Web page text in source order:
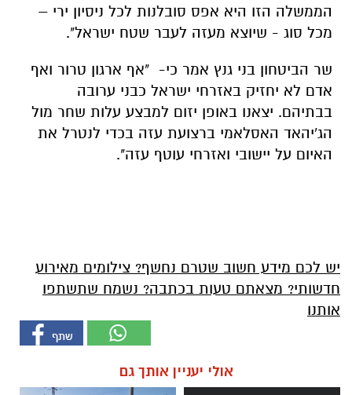
הממשלה הזו היא אפס סובלנות לכל ניסיון ירי –
מכל סוג - שיוצא מעזה לעבר שטח ישראל".
שר הביטחון בני גנץ אמר כי- "אף ארגון טרור ואף
אדם לא יחזיק באזרחי ישראל כבני ערובה
בבתיהם. יצאנו באופן יזום למבצע עלות שחר מול
הג'יהאד האסלאמי ברצועת עזה בכדי לנטרל את
האיום על יישובי ואזרחי עוטף עזה".
יש לכם מידע חשוב שטרם נחשף? צילומים מאירוע
חדשותי? מצאתם טעות בכתבה? נשמח שתשתפו
אותנו
אולי יעניין אותך גם